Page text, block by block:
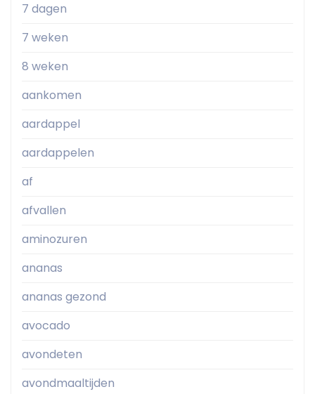
7 dagen
7 weken
8 weken
aankomen
aardappel
aardappelen
af
afvallen
aminozuren
ananas
ananas gezond
avocado
avondeten
avondmaaltijden